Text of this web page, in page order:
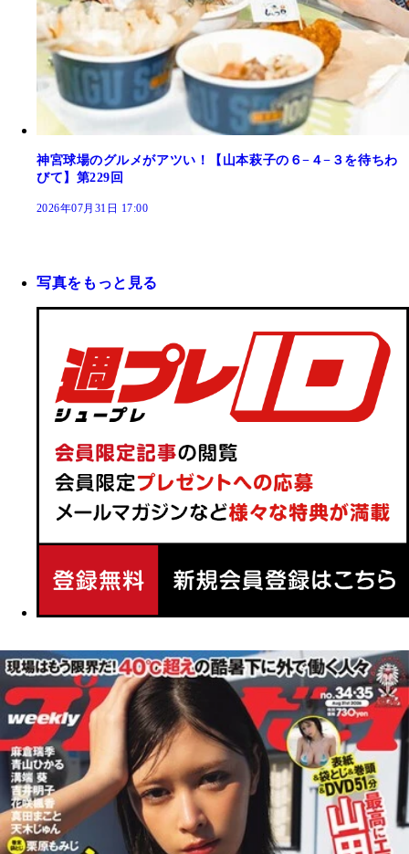
神宮球場のグルメがアツい！【山本萩子の６−４−３を待ちわ
びて】第229回
2026年07月31日 17:00
写真をもっと見る